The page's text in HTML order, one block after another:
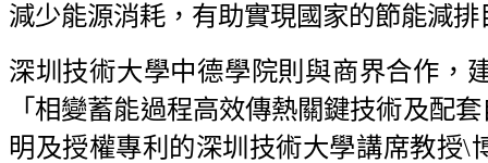
減少能源消耗，有助實現國家的節能減排
深圳技術大學中德學院則與商界合作，
「相變蓄能過程高效傳熱關鍵技術及配
明及授權專利的深圳技術大學講席教授